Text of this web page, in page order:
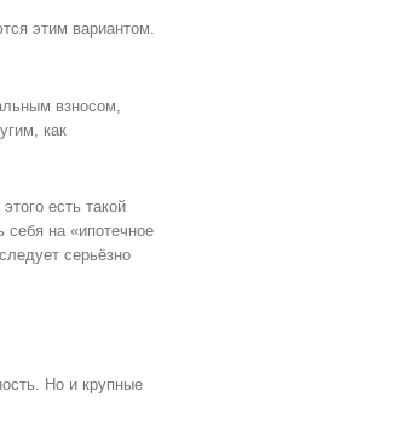
этим вариантом.
взносом,
как
есть такой
себя на «ипотечное
серьёзно
Но и крупные